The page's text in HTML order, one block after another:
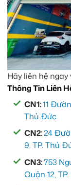
Hãy liên hệ ngay
Thông Tin Liên
CN1:11
Thủ Đức
CN2:24
9, TP. Thủ
CN3:753
Quận 12,